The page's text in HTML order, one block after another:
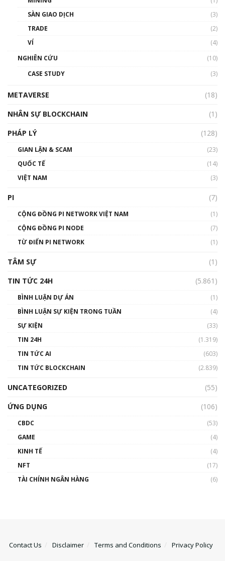
thống & Crypto qua các cuộc chiến | Phổ cập
01:32:59
gió ấm
Talkshow 14: MemeCoin – Trò đùa tỷ đô
01:29:26
SÀN GIAO DỊCH
(3)
TRADE
(2)
VÍ
(4)
NGHIÊN CỨU
(10)
CASE STUDY
(3)
METAVERSE
(18)
NHÂN SỰ BLOCKCHAIN
(1)
PHÁP LÝ
(128)
GIAN LẬN & SCAM
(23)
QUỐC TẾ
(14)
VIỆT NAM
(3)
PI (7)
CỘNG ĐỒNG PI NETWORK VIỆT NAM
(1)
CỘNG ĐỒNG PI NODE
(7)
TỪ ĐIỂN PI NETWORK
(1)
TÂM SỰ
(1)
TIN TỨC 24H
(5.861)
BÌNH LUẬN DỰ ÁN
(1)
BÌNH LUẬN SỰ KIỆN TRONG TUẦN
(4)
SỰ KIỆN
(33)
TIN 24H
(1.319)
TIN TỨC AI
(603)
TIN TỨC BLOCKCHAIN
(2.839)
UNCATEGORIZED
(55)
ỨNG DỤNG
(106)
CBDC
(53)
GAME
(4)
KINH TẾ
(4)
NFT
(17)
TÀI CHÍNH NGÂN HÀNG
(6)
Contact Us Disclaimer Terms and Conditions Privacy Policy